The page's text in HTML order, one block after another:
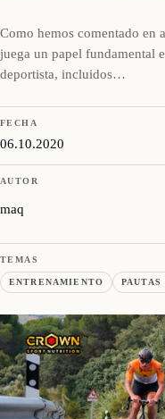
Como hemos comentado en
juega un papel fundamental
deportista, incluidos…
FECHA
06.10.2020
AUTOR
maq
TEMAS
ENTRENAMIENTO PAUTAS